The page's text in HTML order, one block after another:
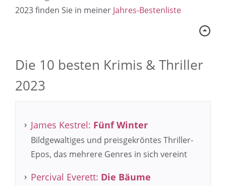
2023 finden Sie in meiner Jahres-Bestenliste
Die 10 besten Krimis & Thriller
2023
James Kestrel: Fünf Winter
Bildgewaltiges und preisgekröntes Thriller-
Epos, das mehrere Genres in sich vereint
Percival Everett: Die Bäume